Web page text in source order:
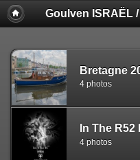
Goulven ISRAËL
Bretagne
4 photos
In The
4 photos